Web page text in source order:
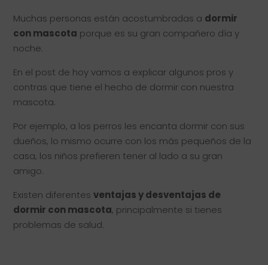
Muchas personas están acostumbradas a dormir
con mascota porque es su gran compañero día y
noche.
En el post de hoy vamos a explicar algunos pros y
contras que tiene el hecho de dormir con nuestra
mascota.
Por ejemplo, a los perros les encanta dormir con sus
dueños, lo mismo ocurre con los más pequeños de la
casa, los niños prefieren tener al lado a su gran
amigo.
Existen diferentesventajas y desventajas de
dormir con mascota, principalmente si tienes
problemas de salud.